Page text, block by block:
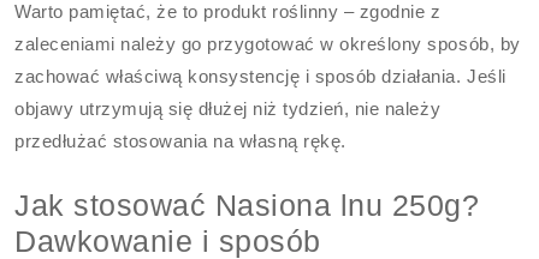
Warto pamiętać, że to produkt roślinny – zgodnie z
zaleceniami należy go przygotować w określony sposób, by
zachować właściwą konsystencję i sposób działania. Jeśli
objawy utrzymują się dłużej niż tydzień, nie należy
przedłużać stosowania na własną rękę.
Jak stosować Nasiona lnu 250g?
Dawkowanie i sposób